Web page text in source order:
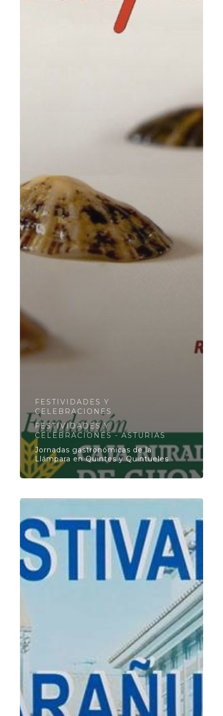
FESTIVIDADES Y
CELEBRACIONES
FESTIVIDADES Y
CELEBRACIONES - ASTURIAS
Jornadas gastronómicas de la
Llámpara en Quintes y Quintueles